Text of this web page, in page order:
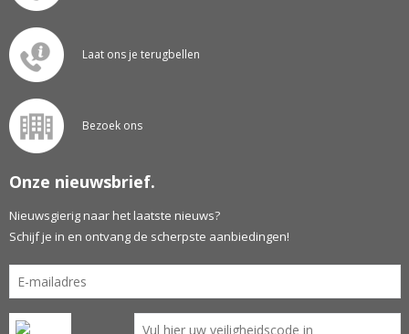
Laat ons je terugbellen
Bezoek ons
Onze nieuwsbrief.
Nieuwsgierig naar het laatste nieuws?
Schijf je in en ontvang de scherpste aanbiedingen!